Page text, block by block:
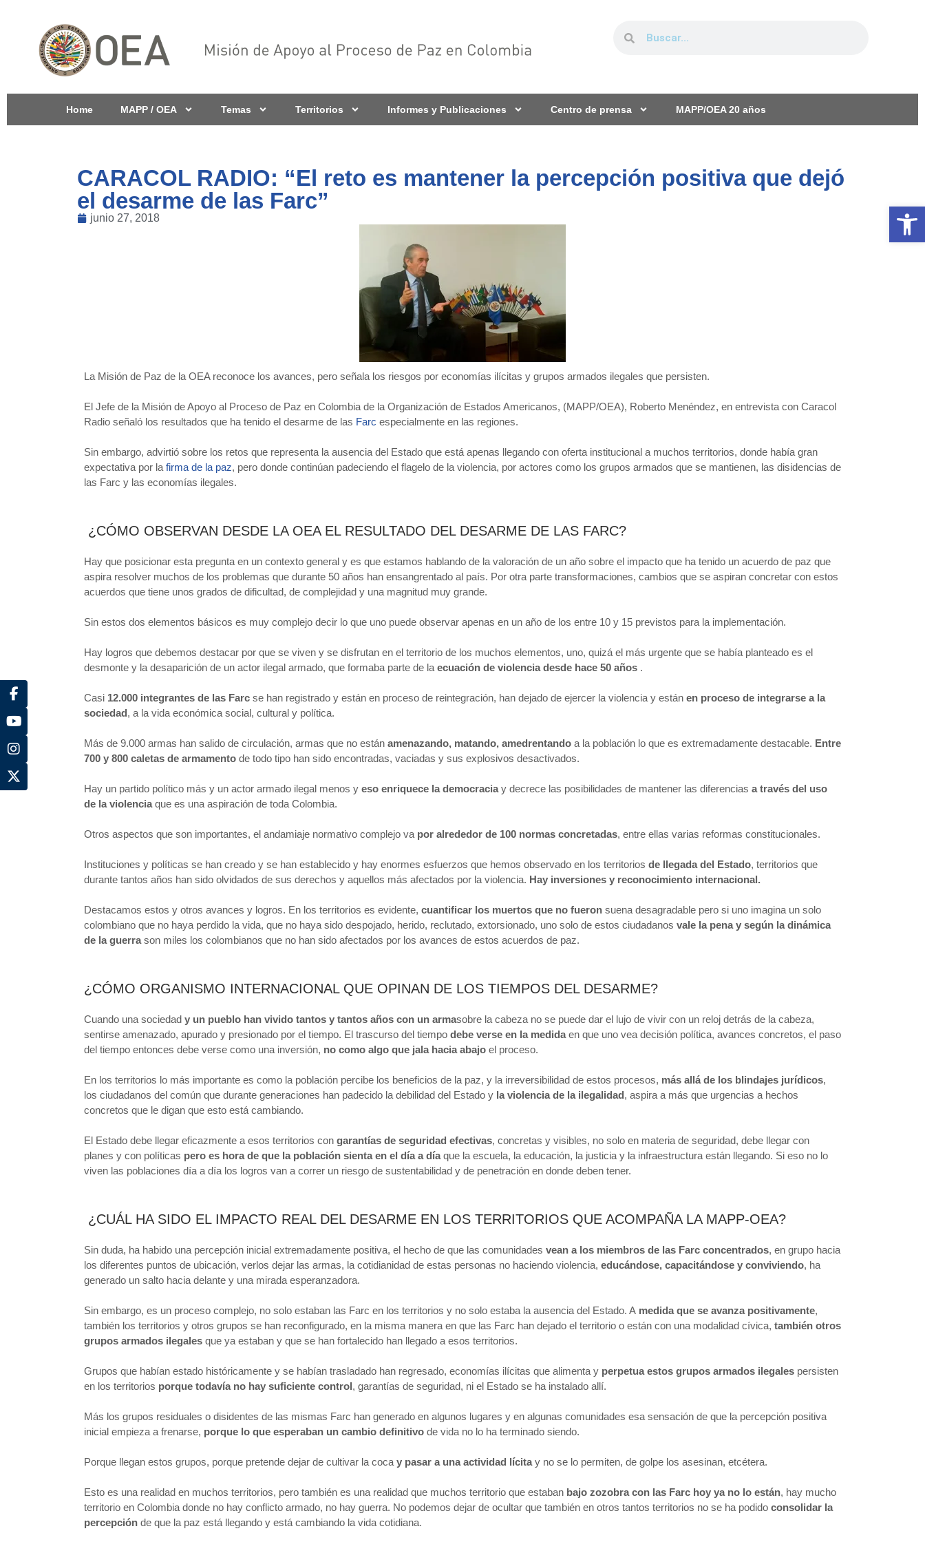
Home MAPP / OEA Temas Territorios Informes y Publicaciones Centro de prensa MAPP/OEA 20 años
CARACOL RADIO: “El reto es mantener la percepción positiva que dejó
el desarme de las Farc”
junio 27, 2018
La Misión de Paz de la OEA reconoce los avances, pero señala los riesgos por economías ilícitas y grupos armados ilegales que persisten.
El Jefe de la Misión de Apoyo al Proceso de Paz en Colombia de la Organización de Estados Americanos, (MAPP/OEA), Roberto Menéndez, en entrevista con Caracol
Radio señaló los resultados que ha tenido el desarme de las Farc especialmente en las regiones.
Sin embargo, advirtió sobre los retos que representa la ausencia del Estado que está apenas llegando con oferta institucional a muchos territorios, donde había gran
expectativa por la firma de la paz, pero donde continúan padeciendo el flagelo de la violencia, por actores como los grupos armados que se mantienen, las disidencias de
las Farc y las economías ilegales.
¿CÓMO OBSERVAN DESDE LA OEA EL RESULTADO DEL DESARME DE LAS FARC?
Hay que posicionar esta pregunta en un contexto general y es que estamos hablando de la valoración de un año sobre el impacto que ha tenido un acuerdo de paz que
aspira resolver muchos de los problemas que durante 50 años han ensangrentado al país. Por otra parte transformaciones, cambios que se aspiran concretar con estos
acuerdos que tiene unos grados de dificultad, de complejidad y una magnitud muy grande.
Sin estos dos elementos básicos es muy complejo decir lo que uno puede observar apenas en un año de los entre 10 y 15 previstos para la implementación.
Hay logros que debemos destacar por que se viven y se disfrutan en el territorio de los muchos elementos, uno, quizá el más urgente que se había planteado es el
desmonte y la desaparición de un actor ilegal armado, que formaba parte de la ecuación de violencia desde hace 50 años .
Casi 12.000 integrantes de las Farc se han registrado y están en proceso de reintegración, han dejado de ejercer la violencia y están en proceso de integrarse a la
sociedad, a la vida económica social, cultural y política.
Más de 9.000 armas han salido de circulación, armas que no están amenazando, matando, amedrentando a la población lo que es extremadamente destacable. Entre
700 y 800 caletas de armamento de todo tipo han sido encontradas, vaciadas y sus explosivos desactivados.
Hay un partido político más y un actor armado ilegal menos y eso enriquece la democraciay decrece las posibilidades de mantener las diferencias a través del uso
de la violenciaque es una aspiración de toda Colombia.
Otros aspectos que son importantes, el andamiaje normativo complejo va por alrededor de 100 normas concretadas, entre ellas varias reformas constitucionales.
Instituciones y políticas se han creado y se han establecido y hay enormes esfuerzos que hemos observado en los territorios de llegada del Estado, territorios que
durante tantos años han sido olvidados de sus derechos y aquellos más afectados por la violencia. Hay inversiones y reconocimiento internacional.
Destacamos estos y otros avances y logros. En los territorios es evidente, cuantificar los muertos que no fueron suena desagradable pero si uno imagina un solo
colombiano que no haya perdido la vida, que no haya sido despojado, herido, reclutado, extorsionado, uno solo de estos ciudadanos vale la pena y según la dinámica
de la guerrason miles los colombianos que no han sido afectados por los avances de estos acuerdos de paz.
¿CÓMO ORGANISMO INTERNACIONAL QUE OPINAN DE LOS TIEMPOS DEL DESARME?
Cuando una sociedad y un pueblo han vivido tantos y tantos años con un armasobre la cabeza no se puede dar el lujo de vivir con un reloj detrás de la cabeza,
sentirse amenazado, apurado y presionado por el tiempo. El trascurso del tiempo debe verse en la medidaen que uno vea decisión política, avances concretos, el paso
del tiempo entonces debe verse como una inversión, no como algo que jala hacia abajo el proceso.
En los territorios lo más importante es como la población percibe los beneficios de la paz, y la irreversibilidad de estos procesos, más allá de los blindajes jurídicos,
los ciudadanos del común que durante generaciones han padecido la debilidad del Estado y la violencia de la ilegalidad, aspira a más que urgencias a hechos
concretos que le digan que esto está cambiando.
El Estado debe llegar eficazmente a esos territorios con garantías de seguridad efectivas, concretas y visibles, no solo en materia de seguridad, debe llegar con
planes y con políticas pero es hora de que la población sienta en el día a díaque la escuela, la educación, la justicia y la infraestructura están llegando. Si eso no lo
viven las poblaciones día a día los logros van a correr un riesgo de sustentabilidad y de penetración en donde deben tener.
¿CUÁL HA SIDO EL IMPACTO REAL DEL DESARME EN LOS TERRITORIOS QUE ACOMPAÑA LA MAPP-OEA?
Sin duda, ha habido una percepción inicial extremadamente positiva, el hecho de que las comunidades vean a los miembros de las Farc concentrados, en grupo hacia
los diferentes puntos de ubicación, verlos dejar las armas, la cotidianidad de estas personas no haciendo violencia, educándose, capacitándose y conviviendo, ha
generado un salto hacia delante y una mirada esperanzadora.
Sin embargo, es un proceso complejo, no solo estaban las Farc en los territorios y no solo estaba la ausencia del Estado. A medida que se avanza positivamente,
también los territorios y otros grupos se han reconfigurado, en la misma manera en que las Farc han dejado el territorio o están con una modalidad cívica, también otros
grupos armados ilegales que ya estaban y que se han fortalecido han llegado a esos territorios.
Grupos que habían estado históricamente y se habían trasladado han regresado, economías ilícitas que alimenta y perpetua estos grupos armados ilegales persisten
en los territorios porque todavía no hay suficiente control, garantías de seguridad, ni el Estado se ha instalado allí.
Más los grupos residuales o disidentes de las mismas Farc han generado en algunos lugares y en algunas comunidades esa sensación de que la percepción positiva
inicial empieza a frenarse, porque lo que esperaban un cambio definitivo de vida no lo ha terminado siendo.
Porque llegan estos grupos, porque pretende dejar de cultivar la coca y pasar a una actividad lícitay no se lo permiten, de golpe los asesinan, etcétera.
Esto es una realidad en muchos territorios, pero también es una realidad que muchos territorio que estaban bajo zozobra con las Farc hoy ya no lo están, hay mucho
territorio en Colombia donde no hay conflicto armado, no hay guerra. No podemos dejar de ocultar que también en otros tantos territorios no se ha podido consolidar la
percepción de que la paz está llegando y está cambiando la vida cotidiana.